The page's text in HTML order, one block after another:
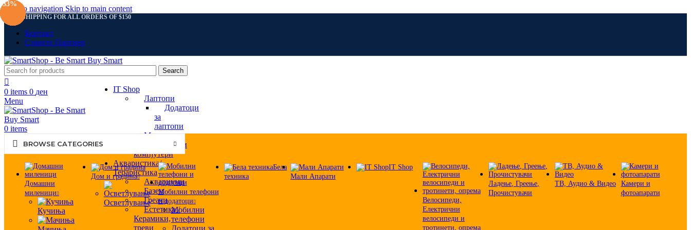
Skip to navigation Skip to main content
FREE SHIPPING FOR ALL ORDERS OF $150
Контакт
Станете Партнер
IT Shop
Лаптопи
Додатоци
за
лаптопи
Монитори
Персонални
компјутери
Акваристика/
Тераристика
Аквариуми
Базен
Греачи
Естетика /
Керамики,
треви
Search
0 items 0 ден
Menu
0 items
BROWSE CATEGORIES
Домашни
миленици
Кучиња
Дом и градина
Осветлување
Мобилни телефони
и додатоци
Мобилни
телефони
Додатоци за
Бела
техника
Мали Апарати
IT Shop
Велосипеди,
Електрични
велосипеди и
тротинети, опрема
Ладење, Греење,
Прочистувачи
ТВ, Аудио & Видео
Камери и
фотоапарати
-33%
-33%
-32%
-33%
-32%
-33%